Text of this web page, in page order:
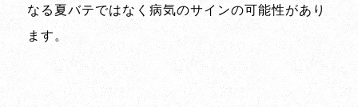
なる夏バテではなく病気のサインの可能性があり
ます。